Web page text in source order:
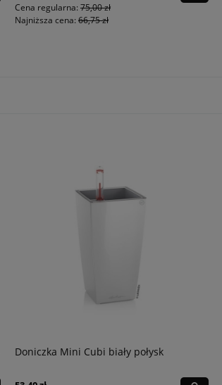
Cena regularna: 75,00 zł
Najniższa cena: 66,75 zł
Doniczka Mini Cubi biały połysk